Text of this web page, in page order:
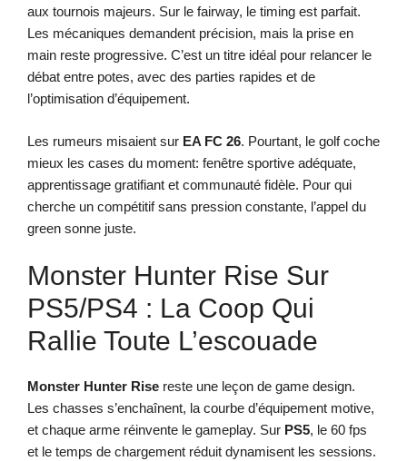
aux tournois majeurs. Sur le fairway, le timing est parfait.
Les mécaniques demandent précision, mais la prise en
main reste progressive. C’est un titre idéal pour relancer le
débat entre potes, avec des parties rapides et de
l’optimisation d’équipement.
Les rumeurs misaient sur EA FC 26. Pourtant, le golf coche
mieux les cases du moment: fenêtre sportive adéquate,
apprentissage gratifiant et communauté fidèle. Pour qui
cherche un compétitif sans pression constante, l’appel du
green sonne juste.
Monster Hunter Rise Sur
PS5/PS4 : La Coop Qui
Rallie Toute L’escouade
Monster Hunter Rise reste une leçon de game design.
Les chasses s’enchaînent, la courbe d’équipement motive,
et chaque arme réinvente le gameplay. Sur PS5, le 60 fps
et le temps de chargement réduit dynamisent les sessions.